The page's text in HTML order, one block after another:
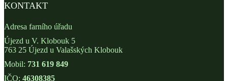
KONTAKT
Adresa farního úřadu
Újezd u V. Klobouk 5
763 25 Újezd u Valašských Klobouk
Mobil: 731 619 849
IČO: 46308385